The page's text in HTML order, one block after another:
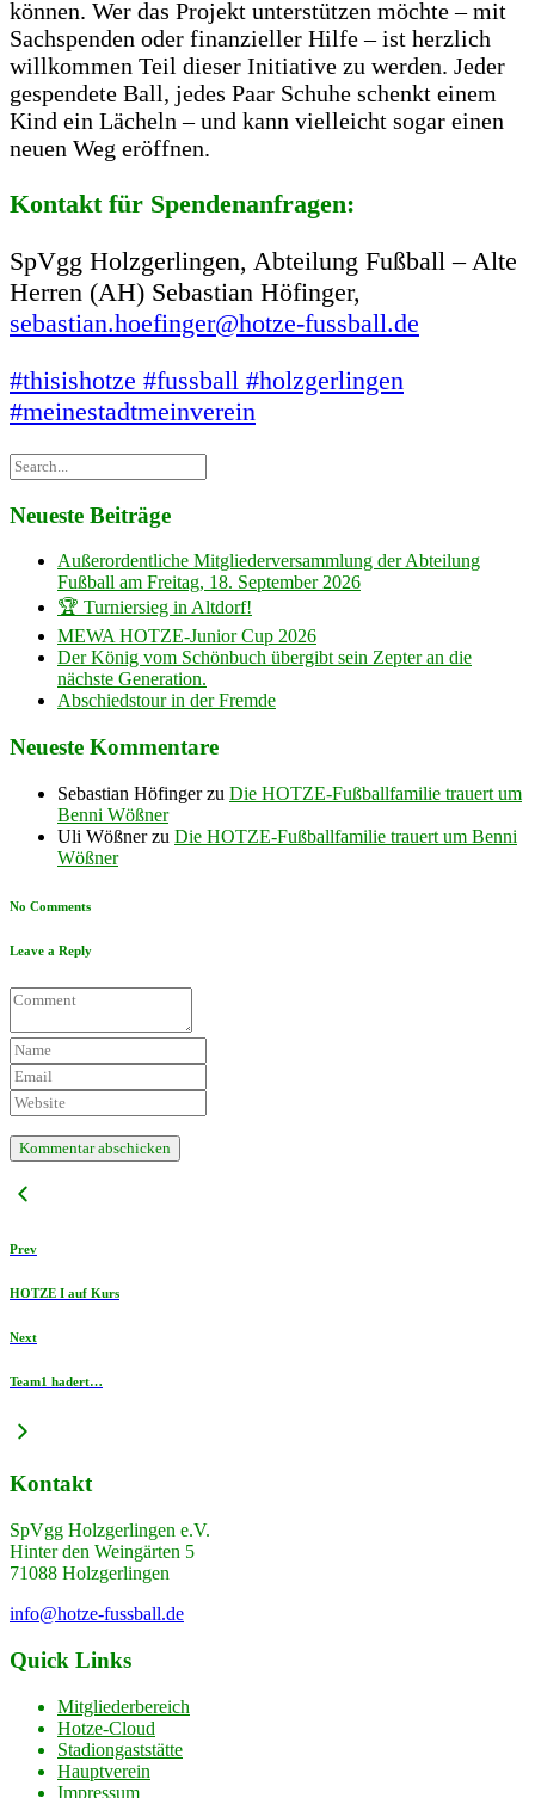
können. Wer das Projekt unterstützen möchte – mit
Sachspenden oder finanzieller Hilfe – ist herzlich
willkommen Teil dieser Initiative zu werden. Jeder
gespendete Ball, jedes Paar Schuhe schenkt einem
Kind ein Lächeln – und kann vielleicht sogar einen
neuen Weg eröffnen.
Kontakt für Spendenanfragen:
SpVgg Holzgerlingen, Abteilung Fußball – Alte
Herren (AH) Sebastian Höfinger,
sebastian.hoefinger@hotze-fussball.de
#thisishotze #fussball #holzgerlingen
#meinestadtmeinverein
Neueste Beiträge
Außerordentliche Mitgliederversammlung der Abteilung
Fußball am Freitag, 18. September 2026
🏆 Turniersieg in Altdorf!
MEWA HOTZE-Junior Cup 2026
Der König vom Schönbuch übergibt sein Zepter an die
nächste Generation.
Abschiedstour in der Fremde
Neueste Kommentare
Sebastian Höfingerzu Die HOTZE-Fußballfamilie trauert um
Benni Wößner
Uli Wößnerzu Die HOTZE-Fußballfamilie trauert um Benni
Wößner
No Comments
Leave a Reply
Prev
HOTZE I auf Kurs
Next
Team1 hadert…
Kontakt
SpVgg Holzgerlingen e.V.
Hinter den Weingärten 5
71088 Holzgerlingen
info@hotze-fussball.de
Quick Links
Mitgliederbereich
Hotze-Cloud
Stadiongaststätte
Hauptverein
Impressum